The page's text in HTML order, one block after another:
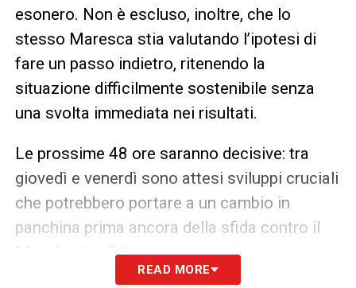
esonero. Non è escluso, inoltre, che lo
stesso Maresca stia valutando l’ipotesi di
fare un passo indietro, ritenendo la
situazione difficilmente sostenibile senza
una svolta immediata nei risultati.
Le prossime 48 ore saranno decisive: tra
giovedì e venerdì sono attesi sviluppi cruciali
che potrebbero portare a un cambio in
panchina prima ancora della sfida contro il
Manchester City.
READ MORE